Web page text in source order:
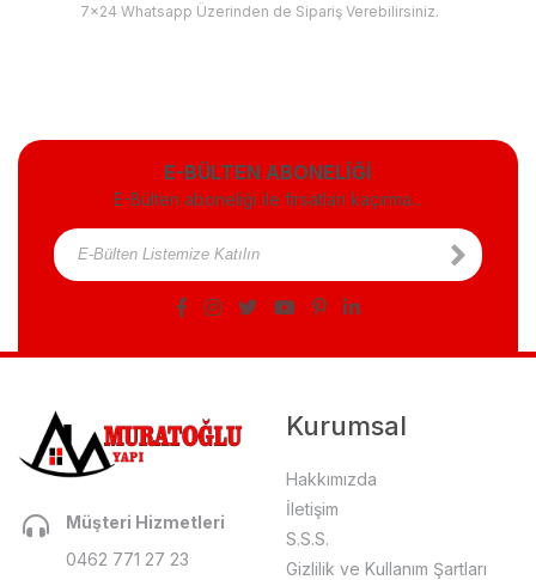
7x24 Whatsapp Üzerinden de Sipariş Verebilirsiniz.
E-BÜLTEN ABONELİĞİ
E-Bülten aboneliği ile fırsatları kaçırma...
Müşteri Hizmetleri
0462 771 27 23
Kurumsal
Hakkımızda
İletişim
S.S.S.
Gizlilik ve Kullanım Şartları